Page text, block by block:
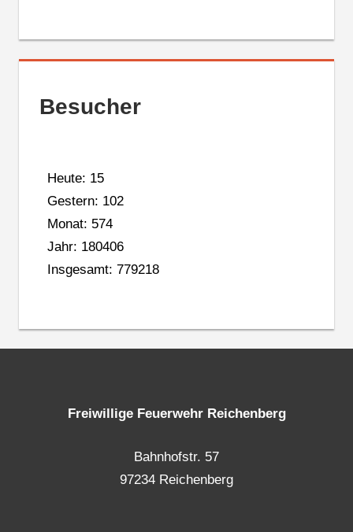
Besucher
Heute: 15
Gestern: 102
Monat: 574
Jahr: 180406
Insgesamt: 779218
Freiwillige Feuerwehr Reichenberg
Bahnhofstr. 57
97234 Reichenberg